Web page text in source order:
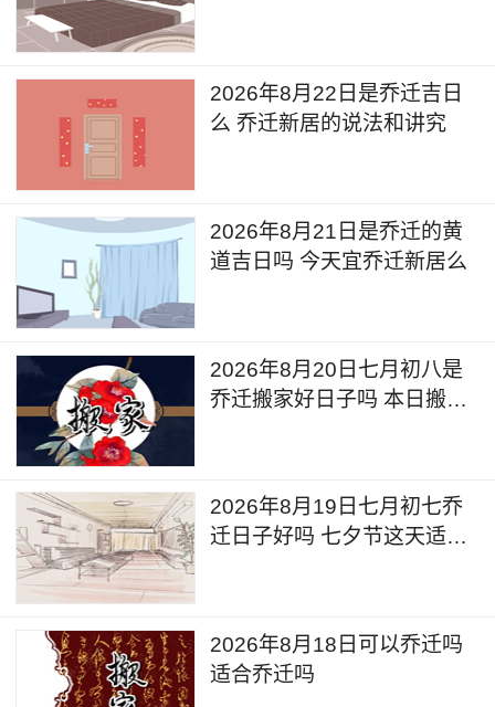
2026年8月22日是乔迁吉日
么 乔迁新居的说法和讲究
2026年8月21日是乔迁的黄
道吉日吗 今天宜乔迁新居么
2026年8月20日七月初八是
乔迁搬家好日子吗 本日搬家
2026年8月19日七月初七乔
迁日子好吗 七夕节这天适合
2026年8月18日可以乔迁吗
适合乔迁吗